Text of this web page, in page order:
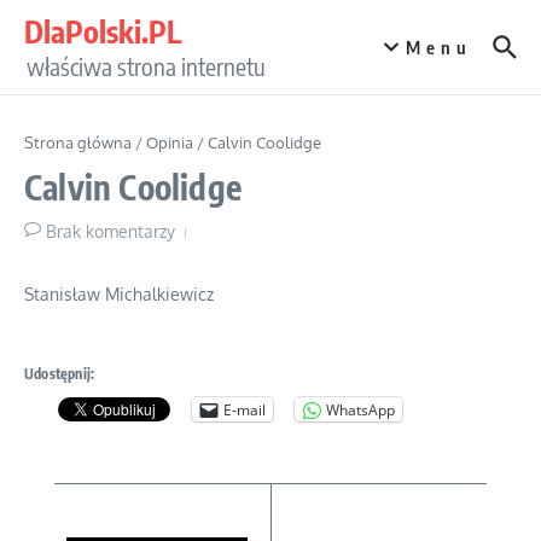
DlaPolski.PL
właściwa strona internetu
Menu
Strona główna /Opinia /Calvin Coolidge
Calvin Coolidge
Brak komentarzy
Stanisław Michalkiewicz
Udostępnij:
E-mail WhatsApp